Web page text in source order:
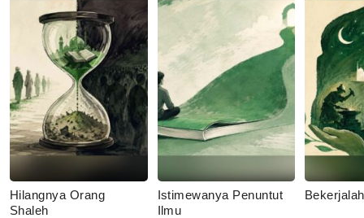
Hilangnya Orang
Shaleh
Istimewanya Penuntut
Ilmu
Bekerjalah